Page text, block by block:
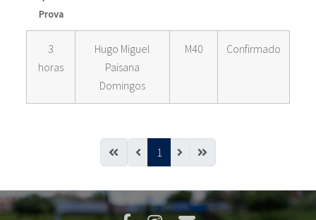
Prova
3
horas
Hugo Miguel
Paisana
Domingos
M40 Confirmado
1